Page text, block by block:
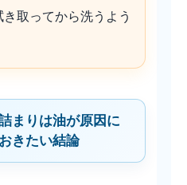
取ってから洗うよう
まりは油が原因に
きたい結論